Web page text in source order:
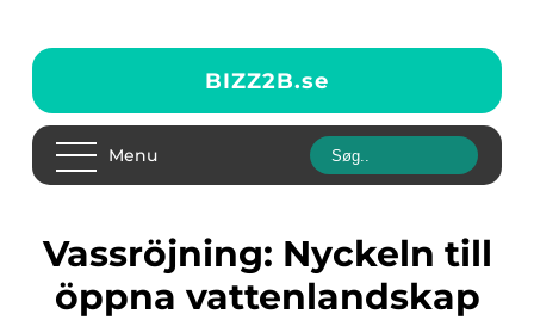
BIZZ2B.se
Menu
Vassröjning: Nyckeln till
öppna vattenlandskap